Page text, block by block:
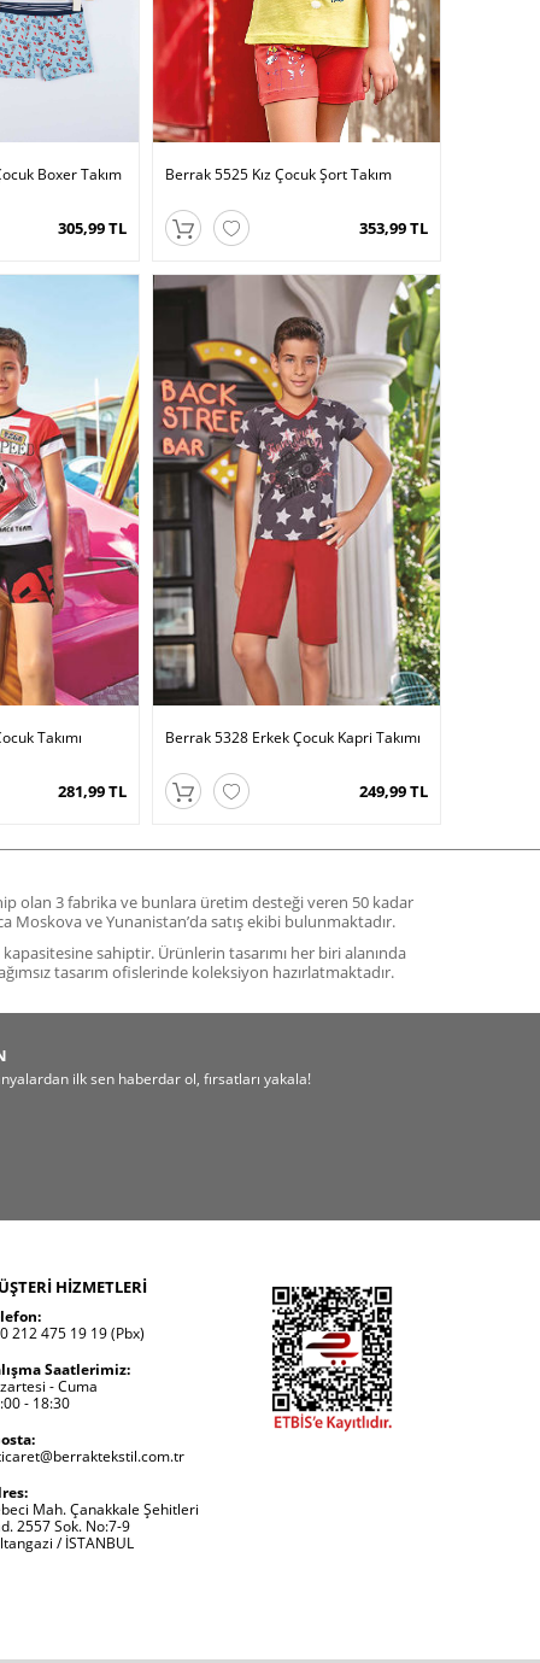
Boxer Takım
305,99 TL
Berrak 5525 Kız Çocuk Şort Takım
353,99 TL
Takımı
281,99 TL
Berrak 5328 Erkek Çocuk Kapri Takımı
249,99 TL
olan 3 fabrika ve bunlara üretim desteği veren 50 kadar
Moskova ve Yunanistan’da satış ekibi bulunmaktadır.
sahiptir. Ürünlerin tasarımı her biri alanında
tasarım ofislerinde koleksiyon hazırlatmaktadır.
ilk sen haberdar ol, fırsatları yakala!
HİZMETLERİ
212 475 19 19 (Pbx)
Saatlerimiz:
- Cuma
- 18:30
Mah. Çanakkale Şehitleri
2557 Sok. No:7-9
/ İSTANBUL